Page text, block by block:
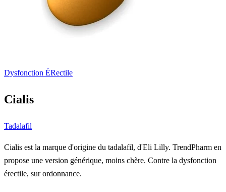
Dysfonction ÉRectile
Cialis
Tadalafil
Cialis est la marque d'origine du tadalafil, d'Eli Lilly. TrendPharm en
propose une version générique, moins chère. Contre la dysfonction
érectile, sur ordonnance.